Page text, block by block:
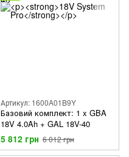
Артикул: 1600A01B9Y
Базовий комплект: 1 x GBA
18V 4.0Ah + GAL 18V-40
5 812 грн 6 012 грн